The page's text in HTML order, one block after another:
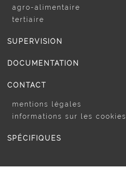
agro-alimentaire
tertiaire
SUPERVISION
DOCUMENTATION
CONTACT
mentions légales
informations sur les cookies
SPÉCIFIQUES